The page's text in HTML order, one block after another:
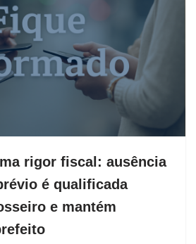
rigor fiscal: ausência
é qualificada
e mantém